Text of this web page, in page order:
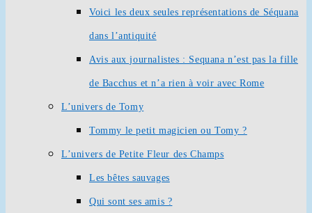
Voici les deux seules représentations de Séquana
dans l’antiquité
Avis aux journalistes : Sequana n’est pas la fille
de Bacchus et n’a rien à voir avec Rome
L’univers de Tomy
Tommy le petit magicien ou Tomy ?
L’univers de Petite Fleur des Champs
Les bêtes sauvages
Qui sont ses amis ?